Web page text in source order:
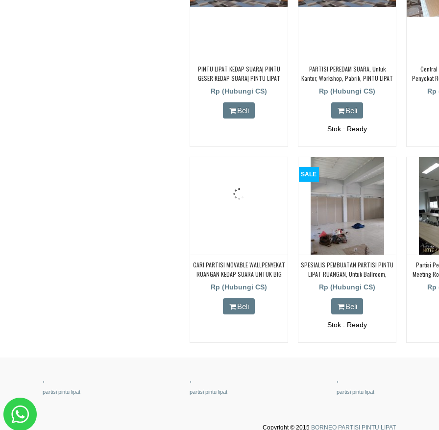
PINTU LIPAT KEDAP SUARA| PINTU
GESER KEDAP SUARA| PINTU LIPAT
BISA GESER, PINTU LIPAT KEDAP
SUARA| PINTU GESER KEDAP SUARA|
PINTU LIPAT BISA GESER
Rp (Hubungi CS)
Beli
PARTISI PEREDAM SUARA, Untuk
Kantor, Workshop, Pabrik, PINTU LIPAT
REDAM SUARA
Rp (Hubungi CS)
Beli
Stok : Ready
Penyekat
Ruang
Rp
CARI PARTISI MOVABLE WALLPENYEKAT
RUANGAN KEDAP SUARA UNTUK BIG
HALL, MINI HALL DAN BALL ROOM
Rp (Hubungi CS)
Beli
SALE
SPESIALIS PEMBUATAN PARTISI PINTU
LIPAT RUANGAN, Untuk Ballroom,
HOTEL, KANTOR UNTUK HOTEL |
UNTUK RUANG KELAS KAMPUS | KELAS
SEKOLAH Di BANDUNG, JAKARTA,
BEKASI, TANGERANG
Rp (Hubungi CS)
Beli
Stok : Ready
Partisi
Meeting
Rp
.
partisi pintu lipat
.
partisi pintu lipat
.
partisi pintu lipat
Copyright © 2015 BORNEO PARTISI PINTU LIPAT